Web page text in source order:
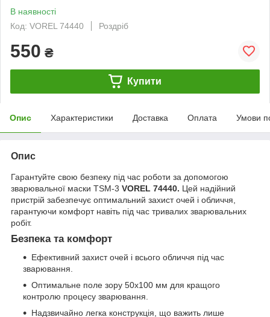
В наявності
Код: VOREL 74440
Роздріб
550 ₴
Купити
Опис Характеристики Доставка Оплата Умови
Опис
Гарантуйте свою безпеку під час роботи за допомогою
зварювальної маски TSM-3 VOREL 74440. Цей надійний
пристрій забезпечує оптимальний захист очей і обличчя,
гарантуючи комфорт навіть під час тривалих зварювальних
робіт.
Безпека та комфорт
Ефективний захист очей і всього обличчя під час
зварювання.
Оптимальне поле зору 50x100 мм для кращого
контролю процесу зварювання.
Надзвичайно легка конструкція, що важить лише